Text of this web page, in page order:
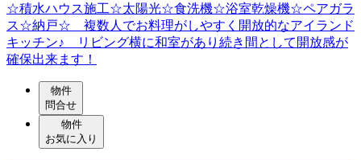
☆積水ハウス施工☆太陽光☆食洗機☆浴室乾燥機☆ペアガラ
ス☆納戸☆ 複数人でお料理がしやすく開放的なアイランド
キッチン♪ リビング横に和室があり続き間として開放感が
確保出来ます！
物件
問合せ
物件
お気に入り